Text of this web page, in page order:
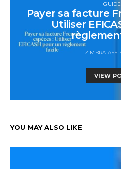
GUIDE
Payer sa facture
Utiliser
ZIMBRA
VIEW
YOU MAY ALSO LIKE